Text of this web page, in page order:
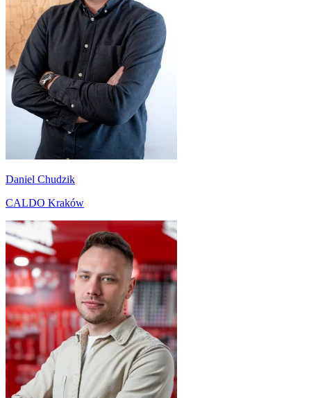
Daniel Chudzik
CALDO Kraków